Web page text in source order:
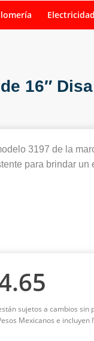
Electricidad
16″ Disa
3197 de la
para brindar un
sujetos a cambios sin
Mexicanos e incluyen